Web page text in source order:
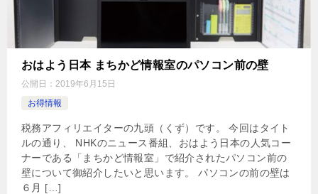
おはよう日本 まちかど情報室のパソコン前の壁
公開日： 2019年6月15日
お得情報
税務アフィリエイターの九頭（くず）です。 今回はタイト
ルの通り、 NHKのニュース番組、おはよう日本の人気コー
ナーである「まちかど情報室」で紹介されたパソコン前の
壁について御紹介したいと思います。 パソコンの前の壁は
６月 […]